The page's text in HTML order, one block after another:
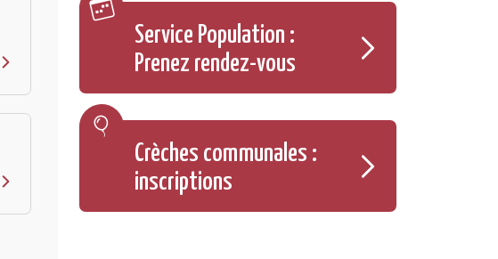
Service Population :
Prenez rendez-vous
Crèches communales :
inscriptions